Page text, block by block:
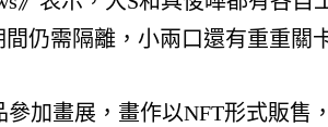
仍需隔離，小兩口還有重重關
加畫展，畫作以NFT形式販售